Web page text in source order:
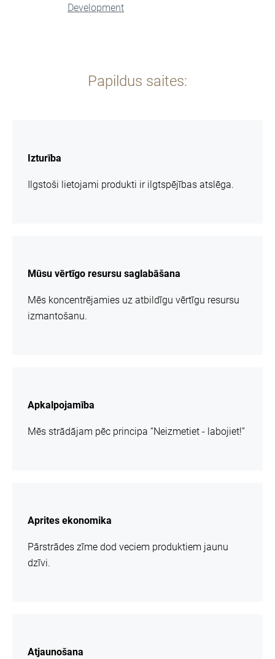
Development
Papildus saites:
Izturība
Ilgstoši lietojami produkti ir ilgtspējības atslēga.
Mūsu vērtīgo resursu saglabāšana
Mēs koncentrējamies uz atbildīgu vērtīgu resursu
izmantošanu.
Apkalpojamība
Mēs strādājam pēc principa “Neizmetiet - labojiet!”
Aprites ekonomika
Pārstrādes zīme dod veciem produktiem jaunu
dzīvi.
Atjaunošana